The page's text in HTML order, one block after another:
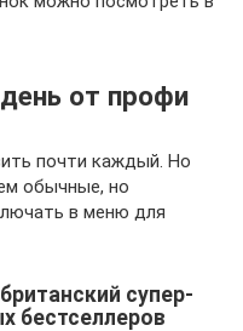
от профи
почти каждый. Но
обычные, но
в меню для
супер-
бестселлеров